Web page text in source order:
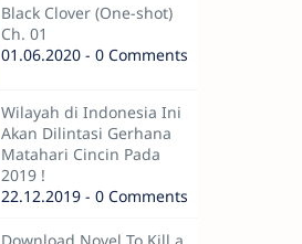
Black Clover (One-shot)
Ch. 01
01.06.2020 - 0 Comments
Wilayah di Indonesia Ini
Akan Dilintasi Gerhana
Matahari Cincin Pada
2019 !
22.12.2019 - 0 Comments